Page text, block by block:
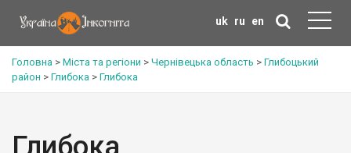
uk ru en
Головна > Міста та регіони > Чернівецька область > Глибоцький
район > Глибока > Глибока